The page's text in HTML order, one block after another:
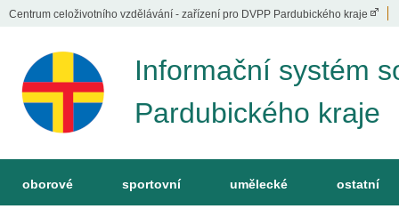
Centrum celoživotního vzdělávání - zařízení pro DVPP Pardubického kraje
Informační systém
Pardubického kraje
oborové sportovní umělecké ostatní